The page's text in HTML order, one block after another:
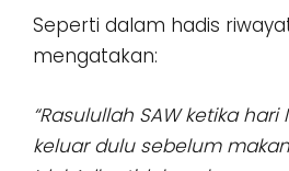
Seperti dalam hadis
mengatakan:
“Rasulullah SAW ketika hari
keluar dulu sebelum